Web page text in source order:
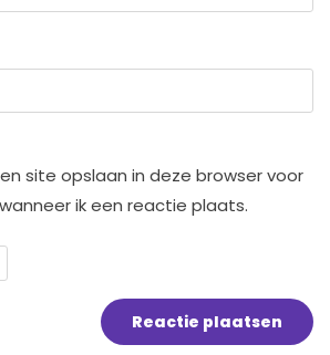
site opslaan in deze browser voor
ik een reactie plaats.